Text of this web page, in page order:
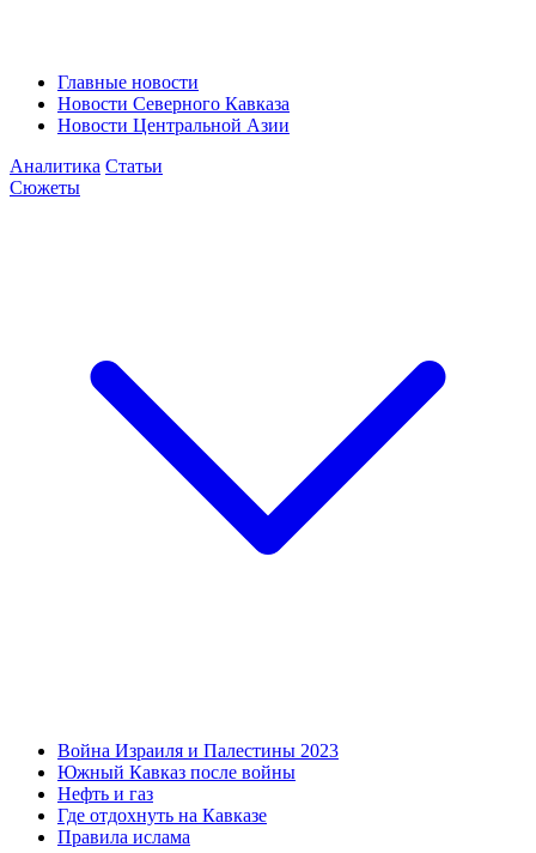
Главные новости
Новости Северного Кавказа
Новости Центральной Азии
Аналитика Статьи
Сюжеты
Война Израиля и Палестины 2023
Южный Кавказ после войны
Нефть и газ
Где отдохнуть на Кавказе
Правила ислама